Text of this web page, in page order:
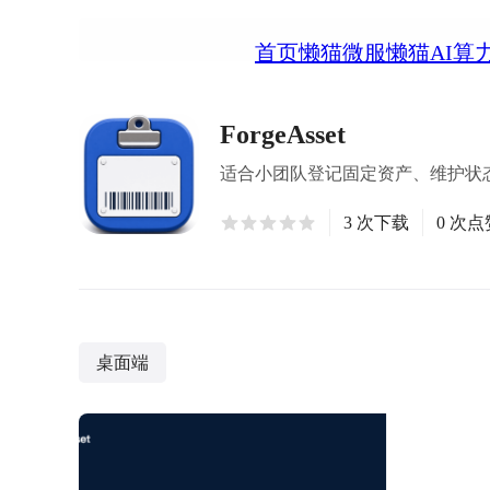
首页懒猫微服懒猫AI算
ForgeAsset
适合小团队登记固定资产、维护
3 次下载 0 次点
桌面端